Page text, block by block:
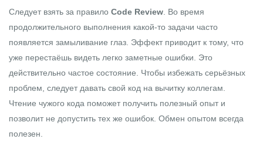
Следует взять за правило Code Review . Во время
продолжительного выполнения какой-то задачи часто
появляется замыливание глаз. Эффект приводит к тому, что
уже перестаёшь видеть легко заметные ошибки. Это
действительно частое состояние. Чтобы избежать серьёзных
проблем, следует давать свой код на вычитку коллегам.
Чтение чужого кода поможет получить полезный опыт и
позволит не допустить тех же ошибок. Обмен опытом всегда
полезен.